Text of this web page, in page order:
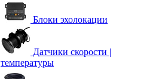
Блоки эхолокации
Датчики скорости |
температуры